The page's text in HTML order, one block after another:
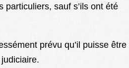
sauf s’ils ont été
prévu qu’il puisse être